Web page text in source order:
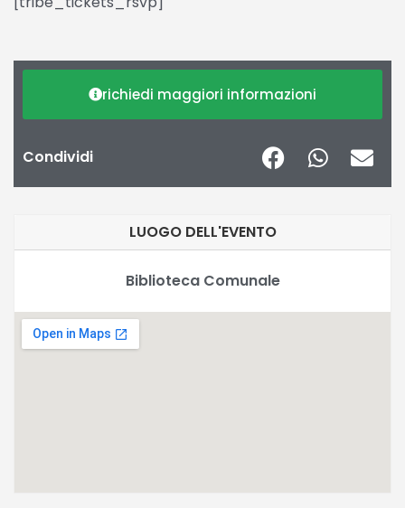
richiedi maggiori informazioni
Condividi
LUOGO DELL'EVENTO
Biblioteca Comunale